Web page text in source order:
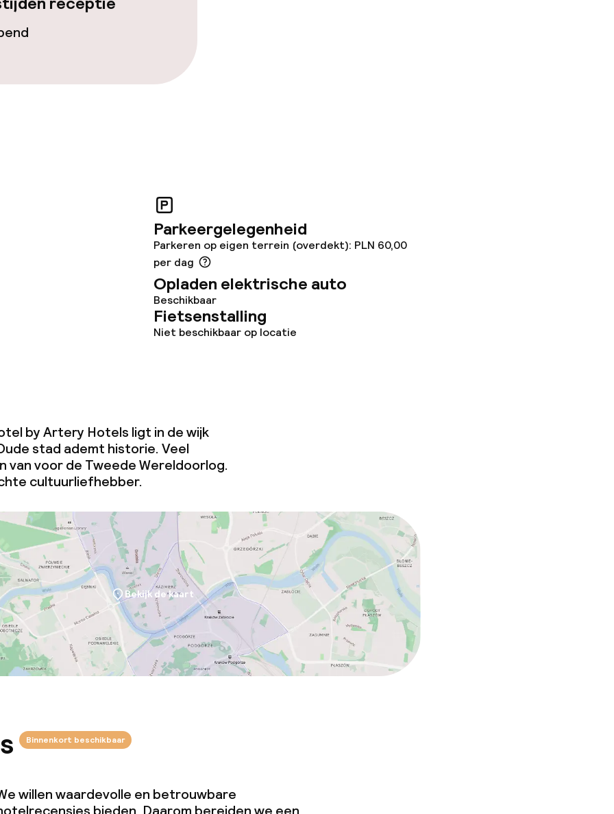
Parkeergelegenheid
Parkeren op eigen terrein (overdekt): PLN 60,00
per dag
Opladen elektrische auto
Beschikbaar
Fietsenstalling
Niet beschikbaar op locatie
by Artery Hotels ligt in de wijk
stad ademt historie. Veel
van voor de Tweede Wereldoorlog.
cultuurliefhebber.
Bekijk de kaart
Binnenkort beschikbaar
willen waardevolle en betrouwbare